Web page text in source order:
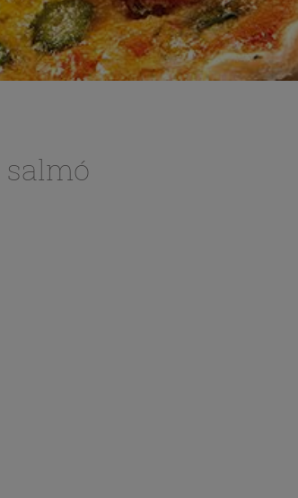
salmó